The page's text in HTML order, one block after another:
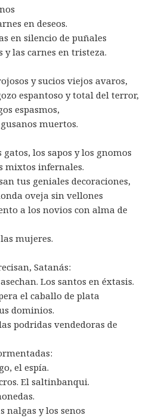
en deseos.
en silencio de puñales
las carnes en tristeza.
y sucios viejos avaros,
espantoso y total del terror,
espasmos,
muertos.
los sapos y los gnomos
mixtos infernales.
tus geniales decoraciones,
oveja sin vellones
a los novios con alma de
mujeres.
Satanás:
Los santos en éxtasis.
el caballo de plata
dominios.
podridas vendedoras de
el espía.
El saltinbanqui.
nalgas y los senos